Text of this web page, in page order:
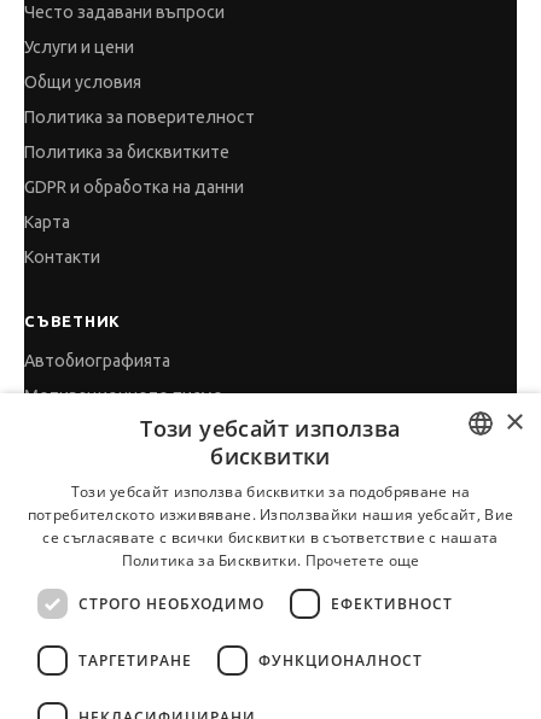
Често задавани въпроси
Услуги и цени
Общи условия
Политика за поверителност
Политика за бисквитките
GDPR и обработка на данни
Карта
Контакти
СЪВЕТНИК
Автобиографията
Мотивационното писмо
Интервю за работа
Когато получим оферта
Препоръки
Vihra AI
За новодошли
Всички услуги на JobTiger
BULGARIAN
ENGLISH
×
Този уебсайт използва
бисквитки
Този уебсайт използва бисквитки за подобряване на
потребителското изживяване. Използвайки нашия уебсайт, Вие
се съгласявате с всички бисквитки в съответствие с нашата
Политика за Бисквитки. Прочетете още
СТРОГО НЕОБХОДИМО ЕФЕКТИВНОСТ
ТАРГЕТИРАНЕ ФУНКЦИОНАЛНОСТ